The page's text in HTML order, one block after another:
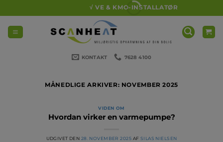
√ VE & KMO-INSTALLATØR
KONTAKT 7628 4100
MÅNEDLIGE ARKIVER: NOVEMBER 2025
VIDEN OM
Hvordan virker en varmepumpe?
UDGIVET DEN 28. NOVEMBER 2025 AF SILAS NIELSEN